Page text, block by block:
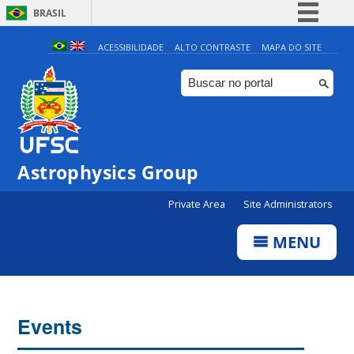
BRASIL
Simplifique!
Comunica BR
Participe
ACESSIBILIDADE ALTO CONTRASTE MAPA DO SITE
Astrophysics Group
Private Area Site Administrators
MENU
Events
0:00